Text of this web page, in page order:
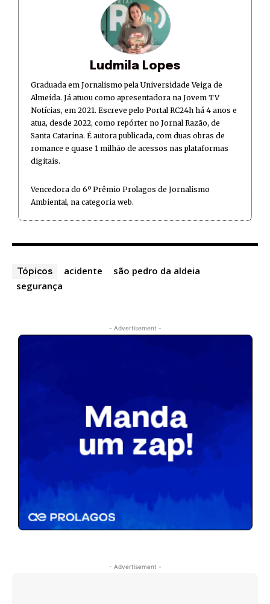
Ludmila Lopes
Graduada em Jornalismo pela Universidade Veiga de
Almeida. Já atuou como apresentadora na Jovem TV
Notícias, em 2021. Escreve pelo Portal RC24h há 4 anos e
atua, desde 2022, como repórter no Jornal Razão, de
Santa Catarina. É autora publicada, com duas obras de
romance e quase 1 milhão de acessos nas plataformas
digitais.
Vencedora do 6º Prêmio Prolagos de Jornalismo
Ambiental, na categoria web.
Tópicos acidente
são pedro da aldeia
segurança
- Advertisement -
- Advertisement -